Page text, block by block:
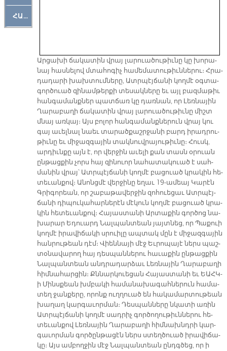
ՀԱՐԹԱԿ
Ար­ցա­խի ճա­կա­տին վրայ լա­րուա­ծու­թիւ­նը կը խո­րա­
նայ հաս­նե­լով մտա­հո­գիչ հա­մե­մա­տու­թիւն­նե­րու։ Հրա­
դա­դա­րի խախ­տում­նե­րը, Ատր­պէյ­ճա­նի կող­մէ օգ­տա­
գոր­ծուած զի­նամ­թեր­քի տե­սակ­նե­րը եւ այլ բազ­մա­թիւ
հան­գա­մանք­ներ պատ­ճառ կը դառ­նան, որ Լեռ­նա­յին
Ղա­րա­բա­ղի ճա­կա­տին վրայ լա­րուա­ծու­թիւ­նը միշտ
մնայ առ­կայ։ Այս բո­լոր հան­գա­մանք­նե­րուն վրայ կու
գայ ա­ւել­նալ նաեւ տա­րած­քաշր­ջա­նի բարդ ի­րադ­րու­
թիւ­նը եւ մի­ջազ­գա­յին տակ­նուվ­րա­յու­թիւ­նը։ Հուսկ,
ար­դիւն­քը այն է, որ վեր­ջին ա­ւե­լի քան տասն օ­րուան
ըն­թաց­քին չորս հայ զի­նուոր նա­հա­տա­կուած է սահ­
մա­նին վրայ՝ Ատր­պէյ­ճա­նի կող­մէ բա­ցուած կրա­կին հե­
տե­ւան­քով։ Ա­նոնց­մէ վեր­ջի­նը ե­ղաւ 19-ա­մեայ Կա­րէն
Գրի­գո­րեան, որ շա­բա­թա­վեր­ջին զո­հուե­ցաւ Ատր­պէյ­
ճա­նի դի­պու­կա­հար­նե­րէն մէ­կուն կող­մէ բա­ցուած կրա­
կին հե­տե­ւան­քով։ Հա­յաս­տա­նի Ար­տա­քին գոր­ծոց նա­
խա­րար Ե­դուարդ Նալ­պան­տեան յայտ­նեց, որ Պա­քուի
կող­մէ ի­րա­վի­ճա­կի սրուի­լը ապ­տակ մըն է մի­ջազ­գա­յին
հան­րու­թեան դէմ։ Վիեն­նա­յի մէջ Եւ­րո­պա­յէ ներս պաշ­
տօ­նա­վա­րող հայ դես­պան­նե­րու հա­ւա­քին ըն­թաց­քին
Նալ­պան­տեան անդ­րա­դար­ձաւ Լեռ­նա­յին Ղա­րա­բա­ղի
հիմ­նա­հար­ցին։ Քննար­կուե­ցան Հա­յաս­տա­նի եւ ԵԱՀԿ-
ի Մինս­քեան խմբա­կի հա­մա­նա­խա­գահ­նե­րուն հա­մա­
տեղ ջան­քե­րը, ո­րոնք ուղ­ղուած են հա­կա­մար­տու­թեան
խա­ղաղ կար­գա­ւոր­ման։ Դես­պան­նե­րը նկա­տի ա­ռին
Ատր­պէյ­ճա­նի կող­մէ սադ­րիչ գոր­ծո­ղու­թիւն­նե­րու հե­
տե­ւան­քով Լեռ­նա­յին Ղա­րա­բա­ղի հիմ­նախնդ­րի կար­
գա­ւոր­ման գոր­ծըն­թա­ցէն ներս ստեղ­ծուած ի­րա­վի­ճա­
կը։ Այս ամ­բող­ջին մէջ Նալ­պան­տեան ընդգ­ծեց, որ ի